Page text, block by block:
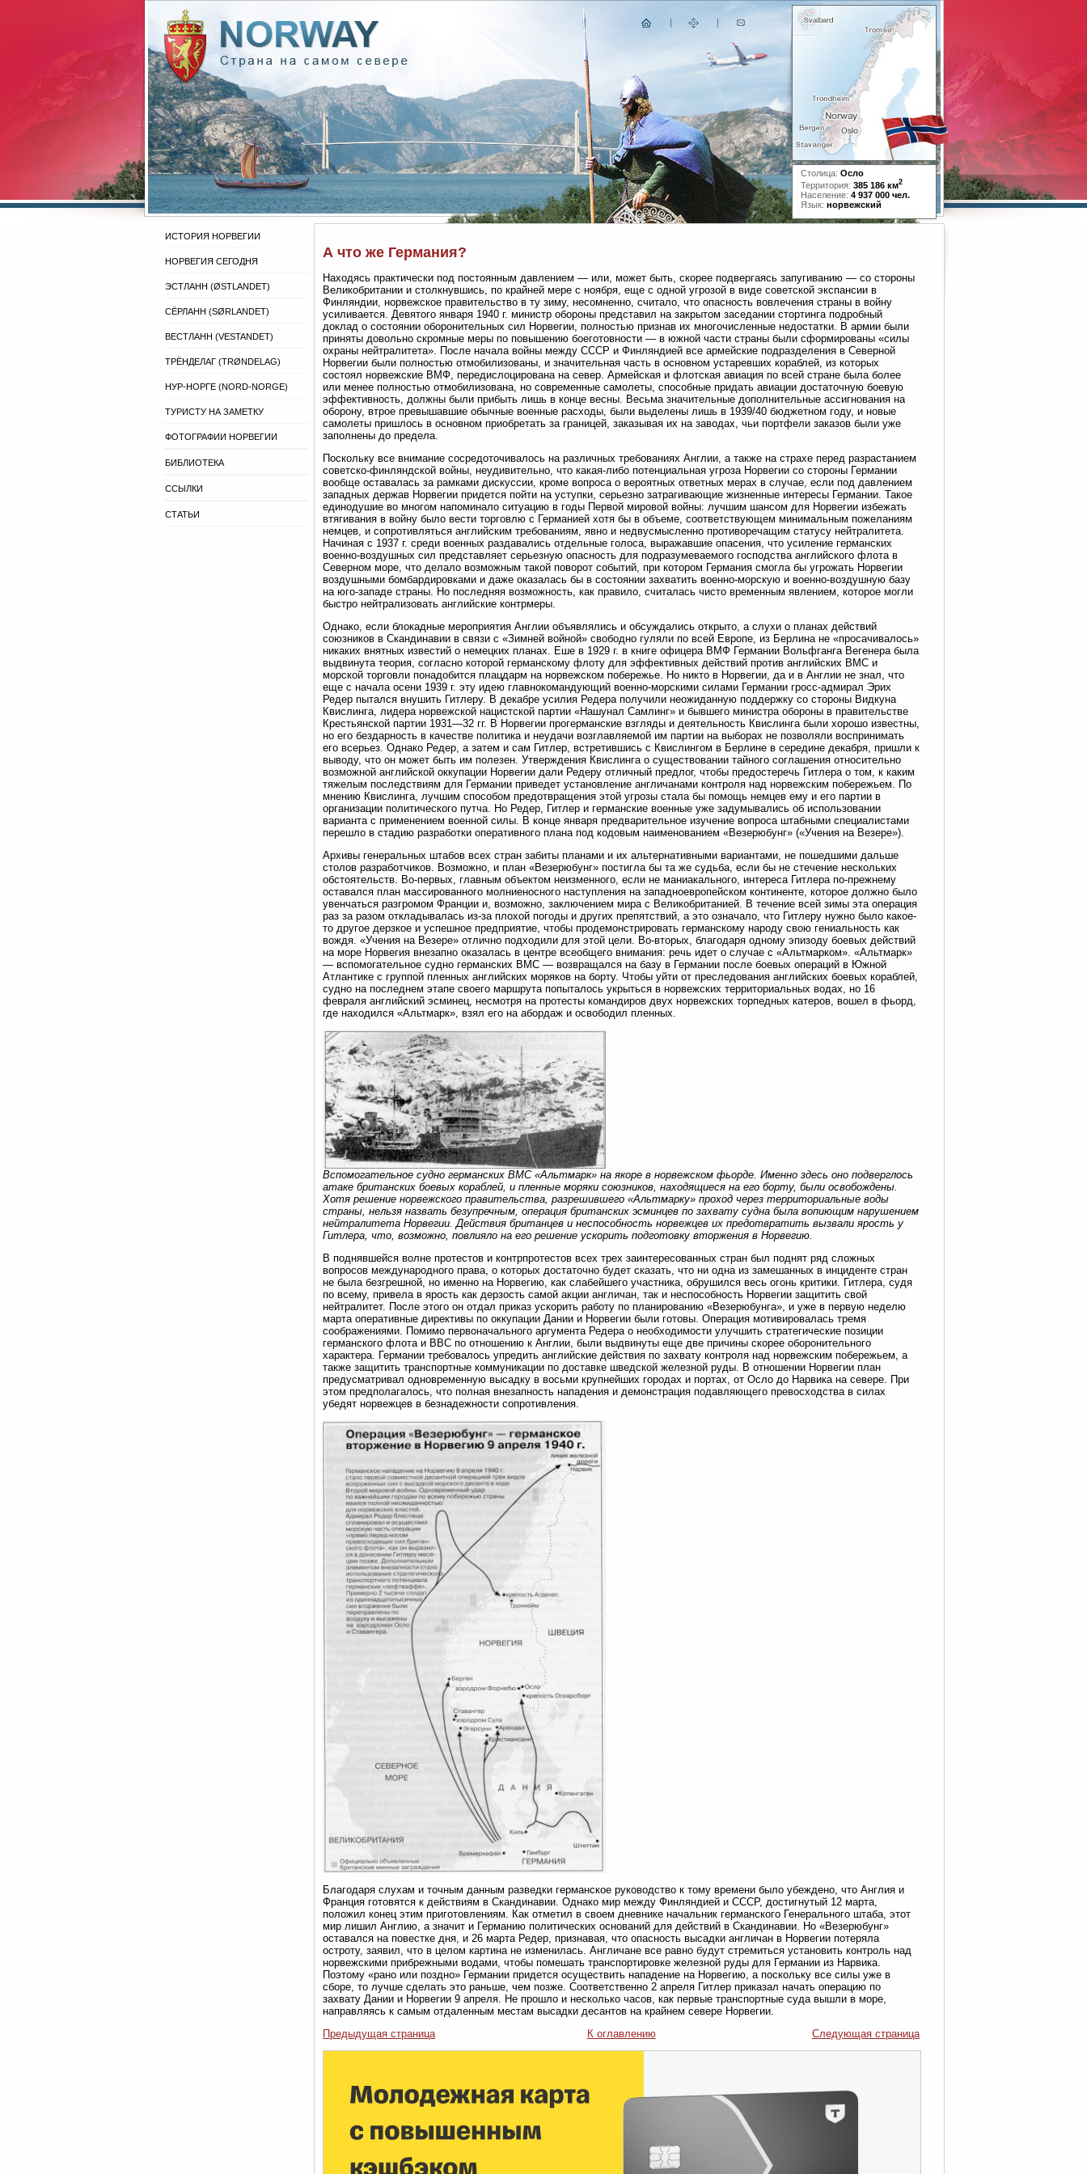
Столица: Осло
Территория: 385 186 км2
Население: 4 937 000 чел.
Язык: норвежский
ИСТОРИЯ НОРВЕГИИ
НОРВЕГИЯ СЕГОДНЯ
ЭСТЛАНН (ØSTLANDET)
СЁРЛАНН (SØRLANDET)
ВЕСТЛАНН (VESTANDET)
ТРЁНДЕЛАГ (TRØNDELAG)
НУР-НОРГЕ (NORD-NORGE)
ТУРИСТУ НА ЗАМЕТКУ
ФОТОГРАФИИ НОРВЕГИИ
БИБЛИОТЕКА
ССЫЛКИ
СТАТЬИ
А что же Германия?
Находясь практически под постоянным давлением — или, может быть, скорее подвергаясь запугиванию — со стороны
Великобритании и столкнувшись, по крайней мере с ноября, еще с одной угрозой в виде советской экспансии в
Финляндии, норвежское правительство в ту зиму, несомненно, считало, что опасность вовлечения страны в войну
усиливается. Девятого января 1940 г. министр обороны представил на закрытом заседании стортинга подробный
доклад о состоянии оборонительных сил Норвегии, полностью признав их многочисленные недостатки. В армии были
приняты довольно скромные меры по повышению боеготовности — в южной части страны были сформированы «силы
охраны нейтралитета». После начала войны между СССР и Финляндией все армейские подразделения в Северной
Норвегии были полностью отмобилизованы, и значительная часть в основном устаревших кораблей, из которых
состоял норвежские ВМФ, передислоцирована на север. Армейская и флотская авиация по всей стране была более
или менее полностью отмобилизована, но современные самолеты, способные придать авиации достаточную боевую
эффективность, должны были прибыть лишь в конце весны. Весьма значительные дополнительные ассигнования на
оборону, втрое превышавшие обычные военные расходы, были выделены лишь в 1939/40 бюджетном году, и новые
самолеты пришлось в основном приобретать за границей, заказывая их на заводах, чьи портфели заказов были уже
заполнены до предела.
Поскольку все внимание сосредоточивалось на различных требованиях Англии, а также на страхе перед разрастанием
советско-финляндской войны, неудивительно, что какая-либо потенциальная угроза Норвегии со стороны Германии
вообще оставалась за рамками дискуссии, кроме вопроса о вероятных ответных мерах в случае, если под давлением
западных держав Норвегии придется пойти на уступки, серьезно затрагивающие жизненные интересы Германии. Такое
единодушие во многом напоминало ситуацию в годы Первой мировой войны: лучшим шансом для Норвегии избежать
втягивания в войну было вести торговлю с Германией хотя бы в объеме, соответствующем минимальным пожеланиям
немцев, и сопротивляться английским требованиям, явно и недвусмысленно противоречащим статусу нейтралитета.
Начиная с 1937 г. среди военных раздавались отдельные голоса, выражавшие опасения, что усиление германских
военно-воздушных сил представляет серьезную опасность для подразумеваемого господства английского флота в
Северном море, что делало возможным такой поворот событий, при котором Германия смогла бы угрожать Норвегии
воздушными бомбардировками и даже оказалась бы в состоянии захватить военно-морскую и военно-воздушную базу
на юго-западе страны. Но последняя возможность, как правило, считалась чисто временным явлением, которое могли
быстро нейтрализовать английские контрмеры.
Однако, если блокадные мероприятия Англии объявлялись и обсуждались открыто, а слухи о планах действий
союзников в Скандинавии в связи с «Зимней войной» свободно гуляли по всей Европе, из Берлина не «просачивалось»
никаких внятных известий о немецких планах. Еше в 1929 г. в книге офицера ВМФ Германии Вольфганга Вегенера была
выдвинута теория, согласно которой германскому флоту для эффективных действий против английских ВМС и
морской торговли понадобится плацдарм на норвежском побережье. Но никто в Норвегии, да и в Англии не знал, что
еще с начала осени 1939 г. эту идею главнокомандующий военно-морскими силами Германии гросс-адмирал Эрих
Редер пытался внушить Гитлеру. В декабре усилия Редера получили неожиданную поддержку со стороны Видкуна
Квислинга, лидера норвежской нацистской партии «Нашунал Самлинг» и бывшего министра обороны в правительстве
Крестьянской партии 1931—32 гг. В Норвегии прогерманские взгляды и деятельность Квислинга были хорошо известны,
но его бездарность в качестве политика и неудачи возглавляемой им партии на выборах не позволяли воспринимать
его всерьез. Однако Редер, а затем и сам Гитлер, встретившись с Квислингом в Берлине в середине декабря, пришли к
выводу, что он может быть им полезен. Утверждения Квислинга о существовании тайного соглашения относительно
возможной английской оккупации Норвегии дали Редеру отличный предлог, чтобы предостеречь Гитлера о том, к каким
тяжелым последствиям для Германии приведет установление англичанами контроля над норвежским побережьем. По
мнению Квислинга, лучшим способом предотвращения этой угрозы стала бы помощь немцев ему и его партии в
организации политического путча. Но Редер, Гитлер и германские военные уже задумывались об использовании
варианта с применением военной силы. В конце января предварительное изучение вопроса штабными специалистами
перешло в стадию разработки оперативного плана под кодовым наименованием «Везерюбунг» («Учения на Везере»).
Архивы генеральных штабов всех стран забиты планами и их альтернативными вариантами, не пошедшими дальше
столов разработчиков. Возможно, и план «Везерюбунг» постигла бы та же судьба, если бы не стечение нескольких
обстоятельств. Во-первых, главным объектом неизменного, если не маниакального, интереса Гитлера по-прежнему
оставался план массированного молниеносного наступления на западноевропейском континенте, которое должно было
увенчаться разгромом Франции и, возможно, заключением мира с Великобританией. В течение всей зимы эта операция
раз за разом откладывалась из-за плохой погоды и других препятствий, а это означало, что Гитлеру нужно было какое-
то другое дерзкое и успешное предприятие, чтобы продемонстрировать германскому народу свою гениальность как
вождя. «Учения на Везере» отлично подходили для этой цели. Во-вторых, благодаря одному эпизоду боевых действий
на море Норвегия внезапно оказалась в центре всеобщего внимания: речь идет о случае с «Альтмарком». «Альтмарк»
— вспомогательное судно германских ВМС — возвращался на базу в Германии после боевых операций в Южной
Атлантике с группой пленных английских моряков на борту. Чтобы уйти от преследования английских боевых кораблей,
судно на последнем этапе своего маршрута попыталось укрыться в норвежских территориальных водах, но 16
февраля английский эсминец, несмотря на протесты командиров двух норвежских торпедных катеров, вошел в фьорд,
где находился «Альтмарк», взял его на абордаж и освободил пленных.
Вспомогательное судно германских ВМС «Альтмарк» на якоре в норвежском фьорде. Именно здесь оно подверглось
атаке британских боевых кораблей, и пленные моряки союзников, находящиеся на его борту, были освобождены.
Хотя решение норвежского правительства, разрешившего «Альтмарку» проход через территориальные воды
страны, нельзя назвать безупречным, операция британских эсминцев по захвату судна была вопиющим нарушением
нейтралитета Норвегии. Действия британцев и неспособность норвежцев их предотвратить вызвали ярость у
Гитлера, что, возможно, повлияло на его решение ускорить подготовку вторжения в Норвегию.
В поднявшейся волне протестов и контрпротестов всех трех заинтересованных стран был поднят ряд сложных
вопросов международного права, о которых достаточно будет сказать, что ни одна из замешанных в инциденте стран
не была безгрешной, но именно на Норвегию, как слабейшего участника, обрушился весь огонь критики. Гитлера, судя
по всему, привела в ярость как дерзость самой акции англичан, так и неспособность Норвегии защитить свой
нейтралитет. После этого он отдал приказ ускорить работу по планированию «Везерюбунга», и уже в первую неделю
марта оперативные директивы по оккупации Дании и Норвегии были готовы. Операция мотивировалась тремя
соображениями. Помимо первоначального аргумента Редера о необходимости улучшить стратегические позиции
германского флота и ВВС по отношению к Англии, были выдвинуты еще две причины скорее оборонительного
характера. Германии требовалось упредить английские действия по захвату контроля над норвежским побережьем, а
также защитить транспортные коммуникации по доставке шведской железной руды. В отношении Норвегии план
предусматривал одновременную высадку в восьми крупнейших городах и портах, от Осло до Нарвика на севере. При
этом предполагалось, что полная внезапность нападения и демонстрация подавляющего превосходства в силах
убедят норвежцев в безнадежности сопротивления.
Благодаря слухам и точным данным разведки германское руководство к тому времени было убеждено, что Англия и
Франция готовятся к действиям в Скандинавии. Однако мир между Финляндией и СССР, достигнутый 12 марта,
положил конец этим приготовлениям. Как отметил в своем дневнике начальник германского Генерального штаба, этот
мир лишил Англию, а значит и Германию политических оснований для действий в Скандинавии. Но «Везерюбунг»
оставался на повестке дня, и 26 марта Редер, признавая, что опасность высадки англичан в Норвегии потеряла
остроту, заявил, что в целом картина не изменилась. Англичане все равно будут стремиться установить контроль над
норвежскими прибрежными водами, чтобы помешать транспортировке железной руды для Германии из Нарвика.
Поэтому «рано или поздно» Германии придется осуществить нападение на Норвегию, а поскольку все силы уже в
сборе, то лучше сделать это раньше, чем позже. Соответственно 2 апреля Гитлер приказал начать операцию по
захвату Дании и Норвегии 9 апреля. Не прошло и несколько часов, как первые транспортные суда вышли в море,
направляясь к самым отдаленным местам высадки десантов на крайнем севере Норвегии.
Предыдущая страница
К оглавлению Следующая страница